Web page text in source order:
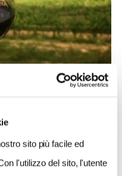
sito più facile ed
l'utilizzo del sito, l'utente